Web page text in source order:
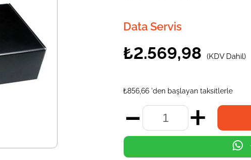
Data Servis
₺2.569,98 (KDV Dahil)
₺856,66 'den başlayan taksitlerle